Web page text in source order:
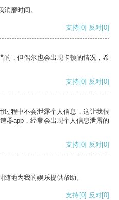
磨时间。
支持[0] 反对[0]
的，但偶尔也会出现卡顿的情况，希
支持[0] 反对[0]
过程中不会泄露个人信息，这让我很
器app，经常会出现个人信息泄露的
支持[0] 反对[0]
地为我的娱乐提供帮助。
支持[0] 反对[0]